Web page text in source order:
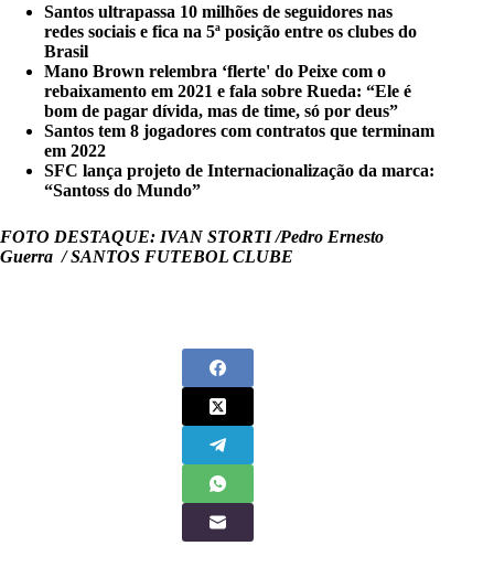
Santos ultrapassa 10 milhões de seguidores nas
redes sociais e fica na 5ª posição entre os clubes do
Brasil
Mano Brown relembra ‘flerte' do Peixe com o
rebaixamento em 2021 e fala sobre Rueda: “Ele é
bom de pagar dívida, mas de time, só por deus”
Santos tem 8 jogadores com contratos que terminam
em 2022
SFC lança projeto de Internacionalização da marca:
“Santoss do Mundo”
FOTO DESTAQUE: IVAN STORTI /Pedro Ernesto
Guerra / SANTOS FUTEBOL CLUBE